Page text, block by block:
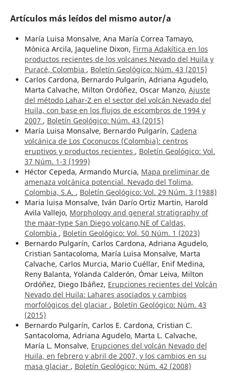
Artículos más leídos del mismo autor/a
María Luisa Monsalve, Ana María Correa Tamayo,
Mónica Arcila, Jaqueline Dixon, Firma Adakítica en los
productos recientes de los volcanes Nevado del Huila y
Puracé, Colombia , Boletín Geológico: Núm. 43 (2015)
Carlos Cardona, Bernardo Pulgarín, Adriana Agudelo,
Marta Calvache, Milton Ordóñez, Oscar Manzo, Ajuste
del método Lahar-Z en el sector del volcán Nevado del
Huila, con base en los flujos de escombros de 1994 y
2007 , Boletín Geológico: Núm. 43 (2015)
María Luisa Monsalve, Bernardo Pulgarín, Cadena
volcánica de Los Coconucos (Colombia): centros
eruptivos y productos recientes , Boletín Geológico: Vol.
37 Núm. 1-3 (1999)
Héctor Cepeda, Armando Murcia, Mapa preliminar de
amenaza volcánica potencial. Nevado del Tolima,
Colombia, S.A. , Boletín Geológico: Vol. 29 Núm. 3 (1988)
Maria luisa Monsalve, Iván Darío Ortiz Martin, Harold
Avila Vallejo, Morphology and general stratigraphy of
the maar-type San Diego volcano,NE of Caldas,
Colombia , Boletín Geológico: Vol. 50 Núm. 1 (2023)
Bernardo Pulgarín, Carlos Cardona, Adriana Agudelo,
Cristian Santacoloma, María Luisa Monsalve, Marta
Calvache, Carlos Murcia, Mario Cuéllar, Enif Medina,
Reny Balanta, Yolanda Calderón, Ómar Leiva, Milton
Ordóñez, Diego Ibáñez, Erupciones recientes del Volcán
Nevado del Huila: Lahares asociados y cambios
morfológicos del glaciar , Boletín Geológico: Núm. 43
(2015)
Bernardo Pulgarín, Carlos E. Cardona, Cristian C.
Santacoloma, Adriana Agudelo, Marta L. Calvache,
María L. Monsalve, Erupciones del volcán Nevado del
Huila, en febrero y abril de 2007, y los cambios en su
masa glaciar , Boletín Geológico: Núm. 42 (2008)